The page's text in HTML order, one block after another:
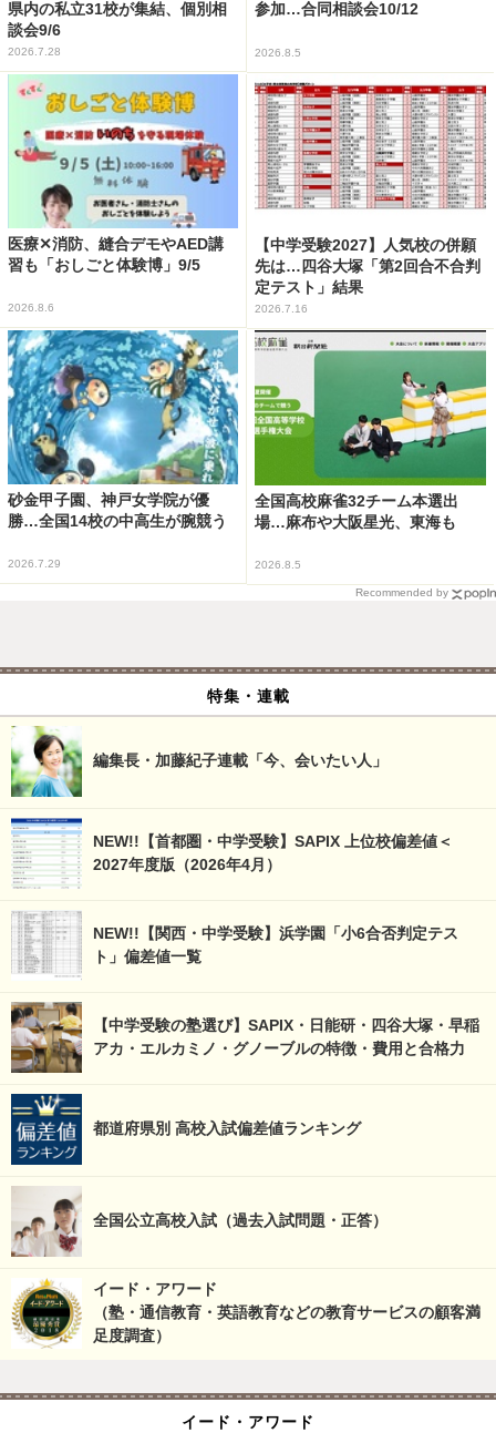
県内の私立31校が集結、個別相
談会9/6
2026.7.28
参加…合同相談会10/12
2026.8.5
医療✕消防、縫合デモやAED講
習も「おしごと体験博」9/5
2026.8.6
【中学受験2027】人気校の併願
先は…四谷大塚「第2回合不合判
定テスト」結果
2026.7.16
砂金甲子園、神戸女学院が優
勝…全国14校の中高生が腕競う
2026.7.29
全国高校麻雀32チーム本選出
場…麻布や大阪星光、東海も
2026.8.5
Recommended by
特集・連載
編集長・加藤紀子連載「今、会いたい人」
NEW!!【首都圏・中学受験】SAPIX 上位校偏差値＜
2027年度版（2026年4月）
NEW!!【関西・中学受験】浜学園「小6合否判定テス
ト」偏差値一覧
【中学受験の塾選び】SAPIX・日能研・四谷大塚・早稲
アカ・エルカミノ・グノーブルの特徴・費用と合格力
都道府県別 高校入試偏差値ランキング
全国公立高校入試（過去入試問題・正答）
イード・アワード
（塾・通信教育・英語教育などの教育サービスの顧客満
足度調査）
イード・アワード